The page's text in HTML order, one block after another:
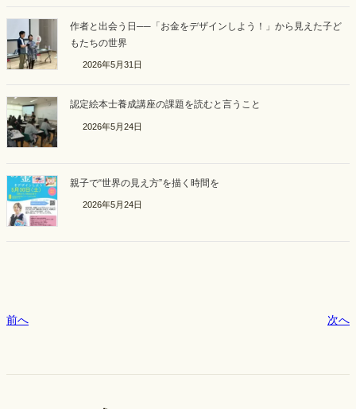
作者と出会う日──「お金をデザインしよう！」から見えた子ど
もたちの世界
2026年5月31日
認定絵本士養成講座の課題を読むと言うこと
2026年5月24日
親子で“世界の見え方”を描く時間を
2026年5月24日
前へ 次へ